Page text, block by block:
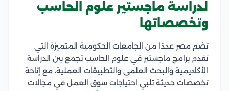
لدراسة ماجستير علوم الحاسب
وتخصصاتها
تضم مصر عددًا من الجامعات الحكومية المتميزة التي
تقدم برامج ماجستير في علوم الحاسب تجمع بين الدراسة
الأكاديمية والبحث العلمي والتطبيقات العملية، مع إتاحة
تخصصات حديثة تلبي احتياجات سوق العمل في مجالات